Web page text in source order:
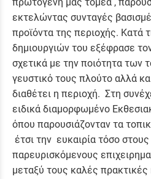
πρωτογενή μας τομέα ,
εκτελώντας συνταγές
προϊόντα της περιοχής. Κατά
δημιουργιών του εξέφρασε
σχετικά με την ποιότητα των
γευστικό τους πλούτο αλλά
διαθέτει η περιοχή. Στη
ειδικά διαμορφωμένο
όπου παρουσιάζονταν τα
έτσι την ευκαιρία τόσο
παρευρισκόμενους
μεταξύ τους καλές πρακτικές